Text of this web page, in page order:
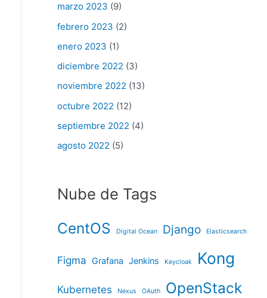
marzo 2023 (9)
febrero 2023 (2)
enero 2023 (1)
diciembre 2022 (3)
noviembre 2022 (13)
octubre 2022 (12)
septiembre 2022 (4)
agosto 2022 (5)
Nube de Tags
CentOS Digital Ocean Django Elasticsearch
Figma Grafana Jenkins Keycloak Kong
Kubernetes Nexus OAuth OpenStack